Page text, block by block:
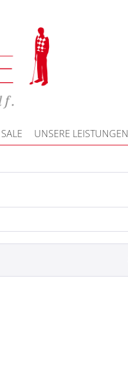
SALE UNSERE LEISTUNGEN